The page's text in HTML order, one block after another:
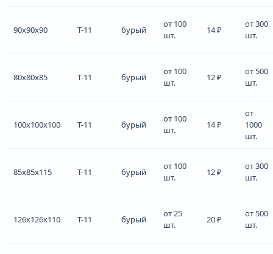
90x90x90 Т-11 бурый
от 100
шт.
14 ₽
от 300
шт.
80x80x85 Т-11 бурый
от 100
шт.
12 ₽
от 500
шт.
100x100x100 Т-11 бурый
от 100
шт.
14 ₽
от
1000
шт.
85x85x115 Т-11 бурый
от 100
шт.
12 ₽
от 300
шт.
126x126x110 Т-11 бурый
от 25
шт.
20 ₽
от 500
шт.